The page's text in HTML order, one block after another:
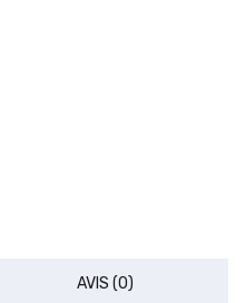
AVIS (0)